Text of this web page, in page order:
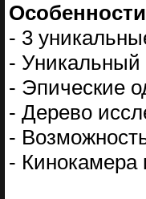
- 3
- Уникальный
- Эпические
- Дерево
-
- Кинокамера